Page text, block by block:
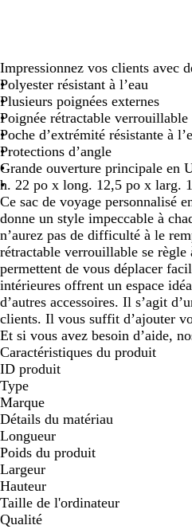
Impressionnez vos clients avec
Polyester résistant à l’eau
Plusieurs poignées externes
Poignée rétractable verrouillable
Poche d’extrémité résistante à
Protections d’angle
Grande ouverture principale en
h. 22 po x long. 12,5 po x larg.
Ce sac de voyage personnalisé
donne un style impeccable à
n’aurez pas de difficulté à le
rétractable verrouillable se règle
permettent de vous déplacer
intérieures offrent un espace
d’autres accessoires. Il s’agit
clients. Il vous suffit d’ajouter
Et si vous avez besoin d’aide,
Caractéristiques du produit
ID produit
Type
Marque
Détails du matériau
Longueur
Poids du produit
Largeur
Hauteur
Taille de l'ordinateur
Qualité